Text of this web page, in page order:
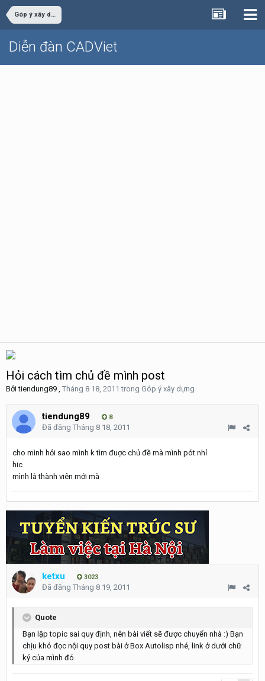
Góp ý xây dựng
Diễn đàn CADViet
Hỏi cách tìm chủ đề mình post
Bởitiendung89 , Tháng 8 18, 2011trong Góp ý xây dựng
tiendung89 8
Đã đăng Tháng 8 18, 2011
cho mình hỏi sao mình k tìm đuợc chủ đề mà mình pót nhỉ
hic
mình là thành viên mới mà
ketxu 3023
Đã đăng Tháng 8 19, 2011
Quote
Bạn lập topic sai quy định, nên bài viết sẽ được chuyển nhà :) Bạn
chịu khó đọc nội quy post bài ở Box Autolisp nhé, link ở dưới chữ
ký của mình đó